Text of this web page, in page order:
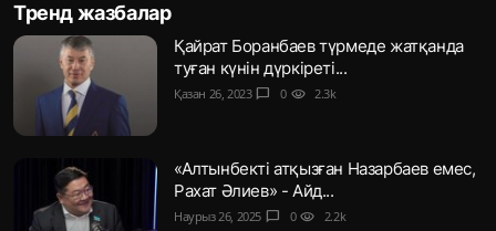
Тренд жазбалар
Қайрат Боранбаев түрмеде жатқанда
туған күнін дүркіреті...
Қазан 26, 2023 chat_bubble 0 visibility 2.3k
«Алтынбекті атқызған Назарбаев емес,
Рахат Әлиев» - Айд...
Наурыз 26, 2025 chat_bubble 0 visibility 2.2k